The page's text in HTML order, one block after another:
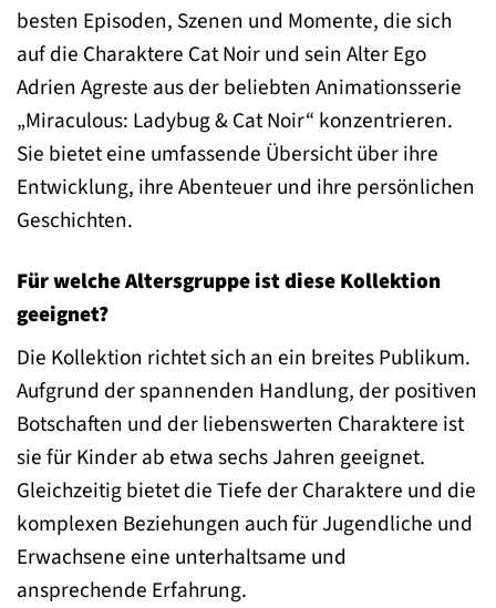
besten Episoden, Szenen und Momente, die sich
auf die Charaktere Cat Noir und sein Alter Ego
Adrien Agreste aus der beliebten Animationsserie
„Miraculous: Ladybug & Cat Noir“ konzentrieren.
Sie bietet eine umfassende Übersicht über ihre
Entwicklung, ihre Abenteuer und ihre persönlichen
Geschichten.
Für welche Altersgruppe ist diese Kollektion
geeignet?
Die Kollektion richtet sich an ein breites Publikum.
Aufgrund der spannenden Handlung, der positiven
Botschaften und der liebenswerten Charaktere ist
sie für Kinder ab etwa sechs Jahren geeignet.
Gleichzeitig bietet die Tiefe der Charaktere und die
komplexen Beziehungen auch für Jugendliche und
Erwachsene eine unterhaltsame und
ansprechende Erfahrung.